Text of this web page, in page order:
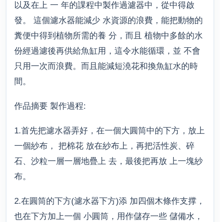
以及在上 一 年的課程中製作過濾器中，從中得啟
發。 這個濾水器能減少 水資源的浪費，能把動物的
糞便中得到植物所需的養 分，而且 植物中多餘的水
份經過濾後再供給魚缸用，這令水能循環，並 不會
只用一次而浪費。而且能減短澆花和換魚缸水的時
間。
作品摘要 製作過程:
1.首先把濾水器弄好，在一個大圓筒中的下方，放上
一個紗布， 把棉花 放在紗布上，再把活性炭、碎
石、沙粒一層一層地疊上 去，最後把再放 上一塊紗
布。
2.在圓筒的下方(濾水器下方)添 加四個木條作支撑，
也在下方加上一個 小圓筒，用作儲存一些 儲備水，